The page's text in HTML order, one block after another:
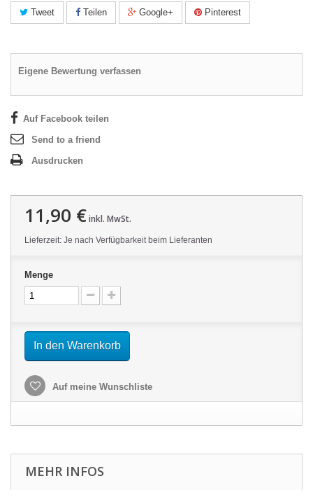
Tweet Teilen Google+ Pinterest
Eigene Bewertung verfassen
Auf Facebook teilen
Send to a friend
Ausdrucken
11,90 €inkl. MwSt.
Lieferzeit: Je nach Verfügbarkeit beim Lieferanten
Menge
In den Warenkorb
Auf meine Wunschliste
MEHR INFOS